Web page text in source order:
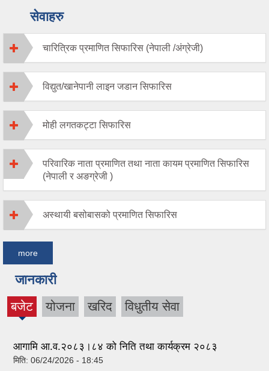
सेवाहरु
चारित्रिक प्रमाणित सिफारिस (नेपाली /अंग्रेजी)
विद्युत/खानेपानी लाइन जडान सिफारिस
मोही लगतकट्टा सिफारिस
परिवारिक नाता प्रमाणित तथा नाता कायम प्रमाणित सिफारिस
(नेपाली र अङग्रेजी )
अस्थायी बसोबासको प्रमाणित सिफारिस
more
जानकारी
बजेट
(active
योजना खरिद विधुतीय सेवा
आगामि आ.व.२०८३।८४ को निति तथा कार्यक्रम २०८३
मिति: 06/24/2026 - 18:45